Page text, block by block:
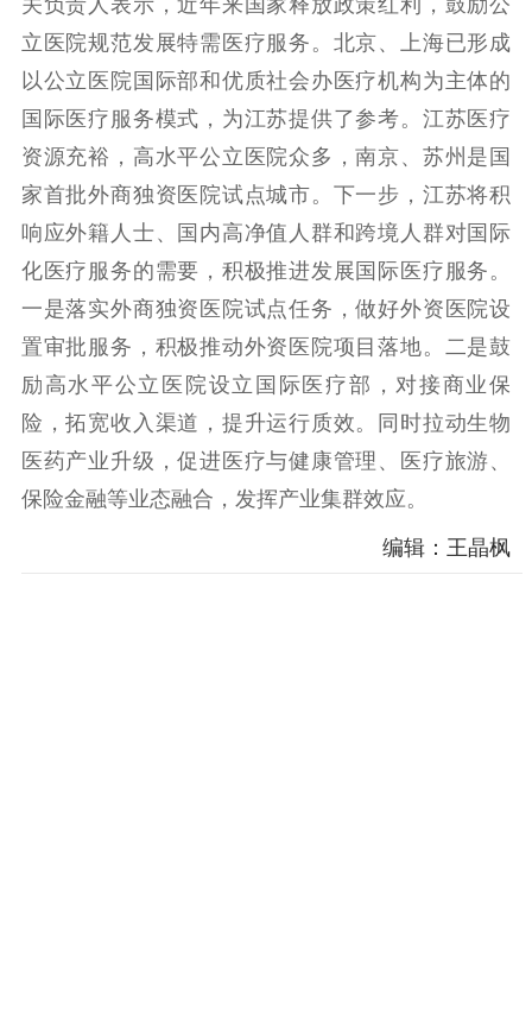
立医院规范发展特需医疗服务。北京、上海已形成
以公立医院国际部和优质社会办医疗机构为主体的
国际医疗服务模式，为江苏提供了参考。江苏医疗
资源充裕，高水平公立医院众多，南京、苏州是国
家首批外商独资医院试点城市。下一步，江苏将积
响应外籍人士、国内高净值人群和跨境人群对国际
化医疗服务的需要，积极推进发展国际医疗服务。
一是落实外商独资医院试点任务，做好外资医院设
置审批服务，积极推动外资医院项目落地。二是鼓
励高水平公立医院设立国际医疗部，对接商业保
险，拓宽收入渠道，提升运行质效。同时拉动生物
医药产业升级，促进医疗与健康管理、医疗旅游、
保险金融等业态融合，发挥产业集群效应。
编辑：王晶枫